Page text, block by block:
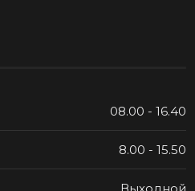
08.00 - 16.40
8.00 - 15.50
Выходной